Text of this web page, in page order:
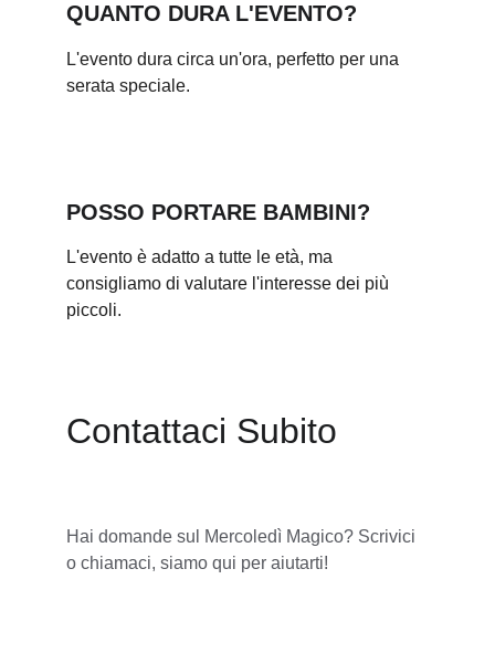
QUANTO DURA L'EVENTO?
L'evento dura circa un'ora, perfetto per una
serata speciale.
POSSO PORTARE BAMBINI?
L'evento è adatto a tutte le età, ma
consigliamo di valutare l'interesse dei più
piccoli.
Contattaci Subito
Hai domande sul Mercoledì Magico? Scrivici
o chiamaci, siamo qui per aiutarti!